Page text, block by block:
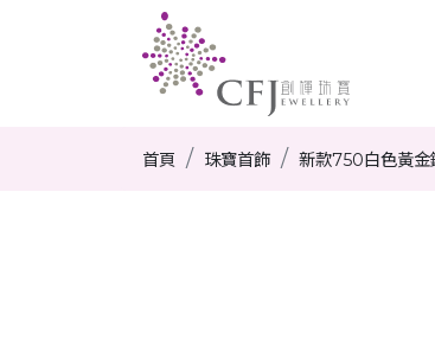
首頁 珠寶首飾 新款750白色黃金